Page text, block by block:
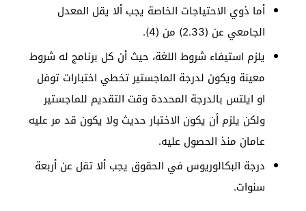
أما ذوي الاحتياجات الخاصة يجب ألا يقل المعدل
الجامعي عن (2.33) من (4).
يلزم استيفاء شروط اللغة، حيث أن كل برنامج له شروط
معينة ويكون لدرجة الماجستير تخطي اختبارات توفل
او ايلتس بالدرجة المحددة وقت التقديم للماجستير
ولكن يلزم أن يكون الاختبار حديث ولا يكون قد مر عليه
عامان منذ الحصول عليه.
درجة البكالوريوس في الحقوق يجب ألا تقل عن أربعة
سنوات.